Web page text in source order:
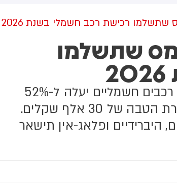
רכישת רכב חשמלי בשנת 2026
שתשלמו
רשות המיסים פרסמה היום כי מס הקנייה על רכבים חשמליים יעלה ל-52%
בשנת 2026, לעומת 45% ב-2025 - עד לתקרת הטבה של 30 אלף שקלים.
ופלאג-אין תישאר